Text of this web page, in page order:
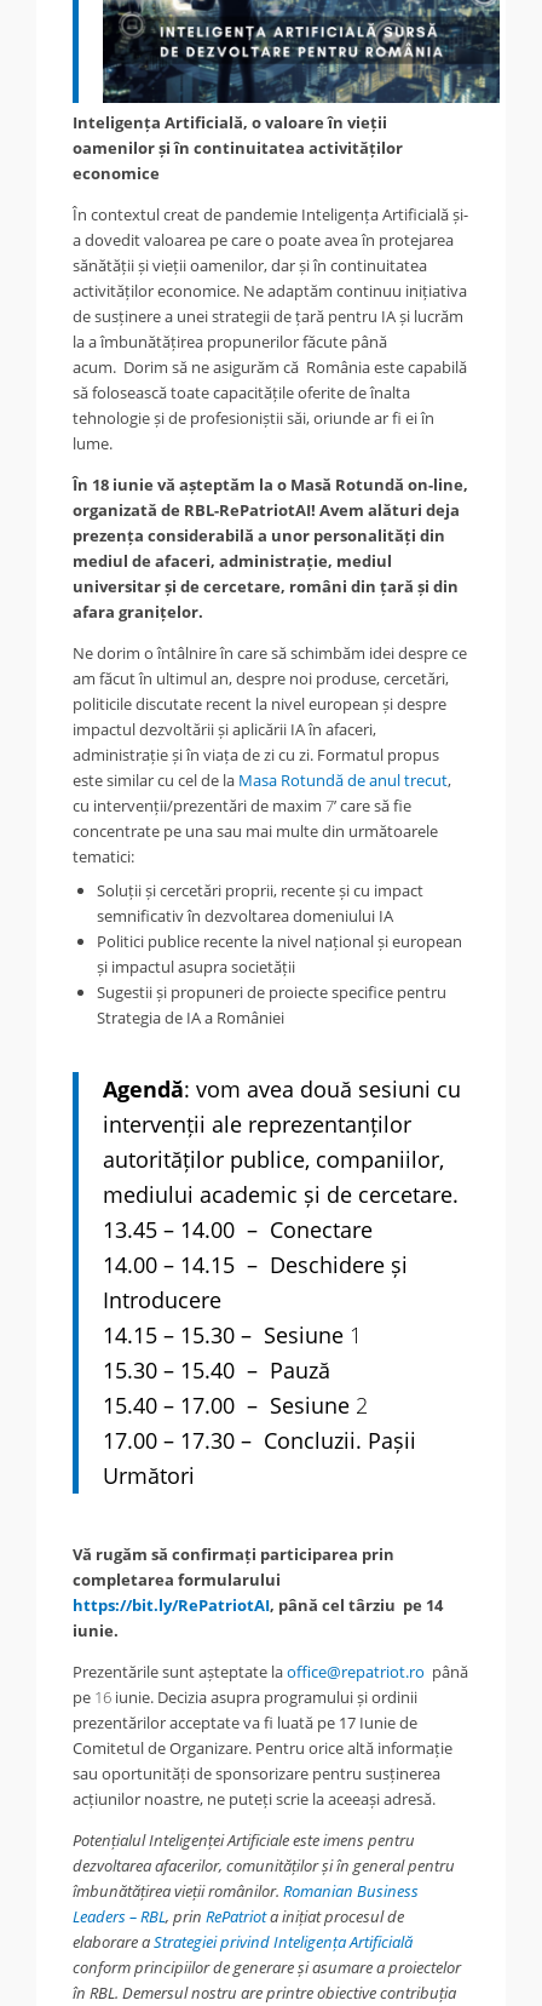
Inteligența Artificială, o valoare în vieții
oamenilor și în continuitatea activităților
economice
În contextul creat de pandemie Inteligența Artificială și-
a dovedit valoarea pe care o poate avea în protejarea
sănătății și vieții oamenilor, dar și în continuitatea
activităților economice. Ne adaptăm continuu inițiativa
de susținere a unei strategii de țară pentru IA și lucrăm
la a îmbunătățirea propunerilor făcute până
acum. Dorim să ne asigurăm că România este capabilă
să folosească toate capacitățile oferite de înalta
tehnologie și de profesioniștii săi, oriunde ar fi ei în
lume.
În 18 iunie vă așteptăm la o Masă Rotundă on-line,
organizată de RBL-RePatriotAI! Avem alături deja
prezența considerabilă a unor personalități din
mediul de afaceri, administrație, mediul
universitar și de cercetare, români din țară și din
afara granițelor.
Ne dorim o întâlnire în care să schimbăm idei despre ce
am făcut în ultimul an, despre noi produse, cercetări,
politicile discutate recent la nivel european și despre
impactul dezvoltării și aplicării IA în afaceri,
administrație și în viața de zi cu zi. Formatul propus
este similar cu cel de la Masa Rotundă de anul trecut,
cu intervenții/prezentări de maxim 7’ care să fie
concentrate pe una sau mai multe din următoarele
tematici:
Soluții și cercetări proprii, recente și cu impact
semnificativ în dezvoltarea domeniului IA
Politici publice recente la nivel național și european
și impactul asupra societății
Sugestii și propuneri de proiecte specifice pentru
Strategia de IA a României
Agendă: vom avea două sesiuni cu
intervenții ale reprezentanților
autorităților publice, companiilor,
mediului academic și de cercetare.
13.45 – 14.00 – Conectare
14.00 – 14.15 – Deschidere și
Introducere
14.15 – 15.30 – Sesiune 1
15.30 – 15.40 – Pauză
15.40 – 17.00 – Sesiune 2
17.00 – 17.30 – Concluzii. Pașii
Următori
Vă rugăm să confirmați participarea prin
completarea formularului
https://bit.ly/RePatriotAI, până cel târziu pe 14
iunie.
Prezentările sunt așteptate laoffice@repatriot.ro până
pe 16 iunie. Decizia asupra programului și ordinii
prezentărilor acceptate va fi luată pe 17 Iunie de
Comitetul de Organizare. Pentru orice altă informație
sau oportunități de sponsorizare pentru susținerea
acțiunilor noastre, ne puteți scrie la aceeași adresă.
Potențialul Inteligenței Artificiale este imens pentru
dezvoltarea afacerilor, comunităților și în general pentru
îmbunătățirea vieții românilor. Romanian Business
Leaders – RBL, prin RePatriota inițiat procesul de
elaborare aStrategiei privind Inteligența Artificială
conform principiilor de generare și asumare a proiectelor
în RBL. Demersul nostru are printre obiective contribuția